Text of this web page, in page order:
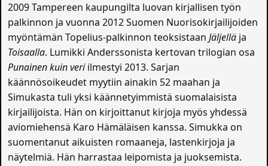
2009 Tampereen kaupungilta luovan kirjallisen työn
palkinnon ja vuonna 2012 Suomen Nuorisokirjailijoiden
myöntämän Topelius-palkinnon teoksistaanJäljellä ja
Toisaalla. Lumikki Anderssonista kertovan trilogian osa
Punainen kuin veriilmestyi 2013. Sarjan
käännösoikeudet myytiin ainakin 52 maahan ja
Simukasta tuli yksi käännetyimmistä suomalaisista
kirjailijoista. Hän on kirjoittanut kirjoja myös yhdessä
aviomiehensä Karo Hämäläisen kanssa. Simukka on
suomentanut aikuisten romaaneja, lastenkirjoja ja
näytelmiä. Hän harrastaa leipomista ja juoksemista.